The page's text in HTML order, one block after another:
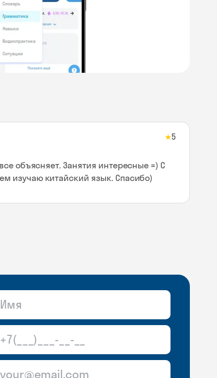
★5
объясняет. Занятия интересные =) С
изучаю китайский язык. Спасибо)